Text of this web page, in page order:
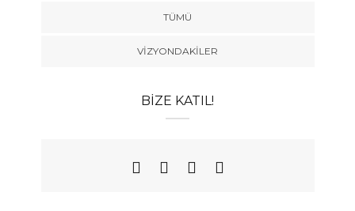
TÜMÜ
VIZYONDAKILER
BIZE KATIL!